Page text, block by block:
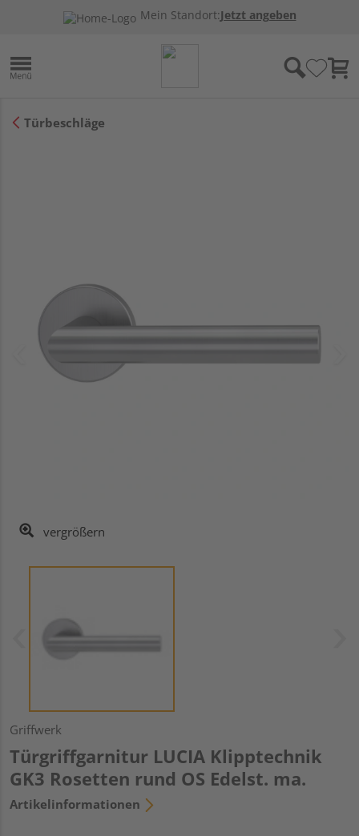
Mein Standort:Jetzt angeben
Türbeschläge
vergrößern
Griffwerk
Türgriffgarnitur LUCIA Klipptechnik
GK3 Rosetten rund OS Edelst. ma.
Artikelinformationen